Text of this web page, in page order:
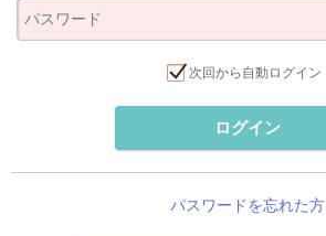
次回から自動ログイン
ログイン
パスワードを忘れた方